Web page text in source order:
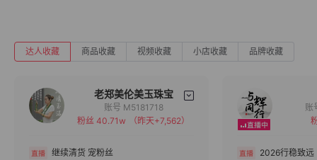
达人收藏 商品收藏 视频收藏 小店收藏 品牌收藏
老郑美伦美玉珠宝
备注
账号 M5181718
粉丝 40.71w
（昨天+7,562）
继续清货 宠粉丝
2026行稳致远